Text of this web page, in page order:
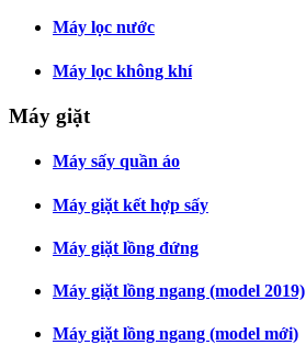
Máy lọc nước
Máy lọc không khí
Máy giặt
Máy sấy quần áo
Máy giặt kết hợp sấy
Máy giặt lồng đứng
Máy giặt lồng ngang (model 2019)
Máy giặt lồng ngang (model mới)